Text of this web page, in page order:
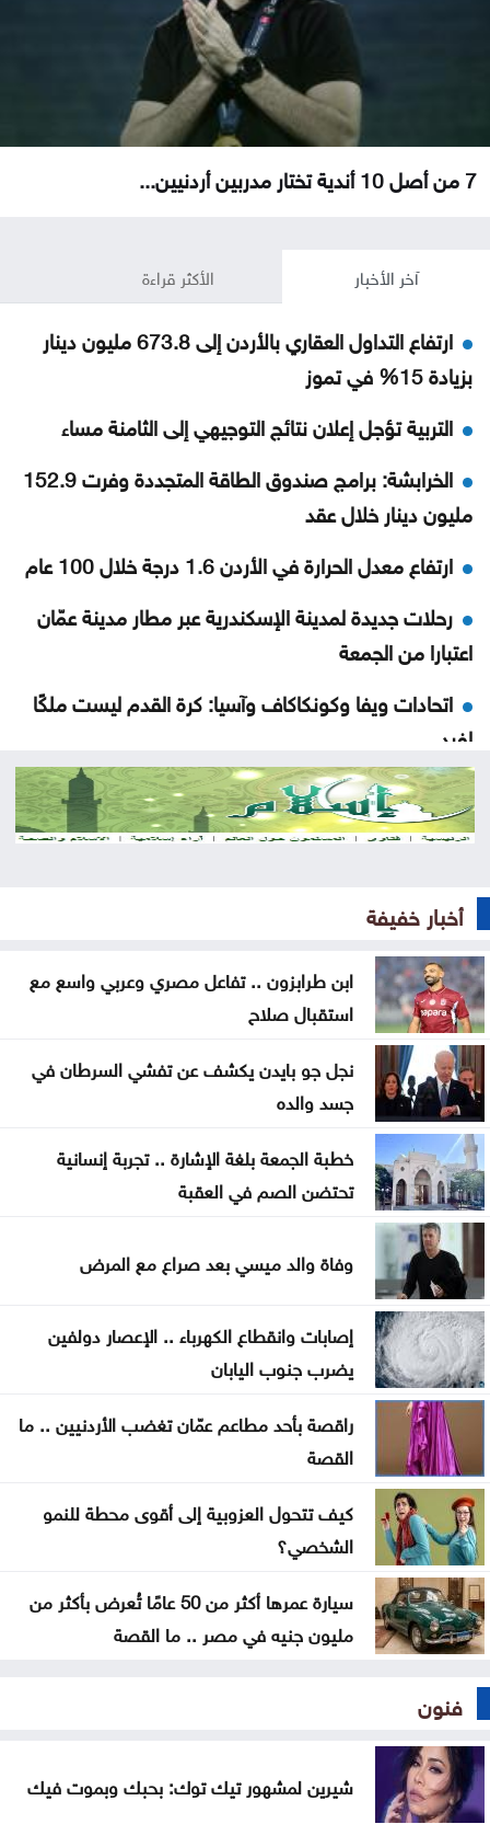
7 من أصل 10 أندية تختار مدربين أردنيين...
آخر الأخبار الأكثر قراءة
ارتفاع التداول العقاري بالأردن إلى 673.8 مليون دينار
بزيادة 15% في تموز
التربية تؤجل إعلان نتائج التوجيهي إلى الثامنة مساء
الخرابشة: برامج صندوق الطاقة المتجددة وفرت 152.9
مليون دينار خلال عقد
ارتفاع معدل الحرارة في الأردن 1.6 درجة خلال 100 عام
رحلات جديدة لمدينة الإسكندرية عبر مطار مدينة عمّان
اعتبارا من الجمعة
اتحادات ويفا وكونكاكاف وآسيا: كرة القدم ليست ملكًا
لفرد
"جدل السيد والعبد داخل الذات" محاضرة للأستاذ الدكتور
أحمد برقاوي في منتدى الفكر العربي
ضد الحوثيين
صحة غزة: ضحايا ما زالوا تحت الأنقاض وفي الطرقات
الأمن السيبراني يحذر من روابط مزيفة مع اقتراب إعلان
نتائج التوجيهي
بمدرسة عبين الثانوية
إطلاق الخدمات الاستشارية لمشروع تحسين كفاءة قطاع
المياه
ارتفاع جديد بأسعار الذهب بمقدار 30 قرشًا محليًا الاثنين
الأمن العام يتوعد مطلقي العيارات النارية بالتزامن مع
نتائج التوجيهي
ارتفاع رخص الأبنية في المملكة 3.2% خلال النصف
الأول من 2026
أخبار خفيفة
ابن طرابزون .. تفاعل مصري وعربي واسع مع
استقبال صلاح
نجل جو بايدن يكشف عن تفشي السرطان في
جسد والده
خطبة الجمعة بلغة الإشارة .. تجربة إنسانية
تحتضن الصم في العقبة
وفاة والد ميسي بعد صراع مع المرض
إصابات وانقطاع الكهرباء .. الإعصار دولفين
يضرب جنوب اليابان
راقصة بأحد مطاعم عمّان تغضب الأردنيين .. ما
القصة
كيف تتحول العزوبية إلى أقوى محطة للنمو
الشخصي؟
سيارة عمرها أكثر من 50 عامًا تُعرض بأكثر من
مليون جنيه في مصر .. ما القصة
فنون
شيرين لمشهور تيك توك: بحبك وبموت فيك